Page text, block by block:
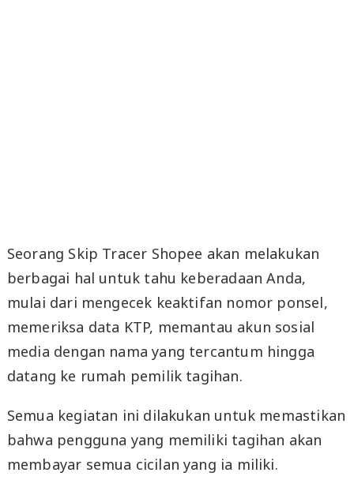
Seorang Skip Tracer Shopee akan melakukan
berbagai hal untuk tahu keberadaan Anda,
mulai dari mengecek keaktifan nomor ponsel,
memeriksa data KTP, memantau akun sosial
media dengan nama yang tercantum hingga
datang ke rumah pemilik tagihan.
Semua kegiatan ini dilakukan untuk memastikan
bahwa pengguna yang memiliki tagihan akan
membayar semua cicilan yang ia miliki.